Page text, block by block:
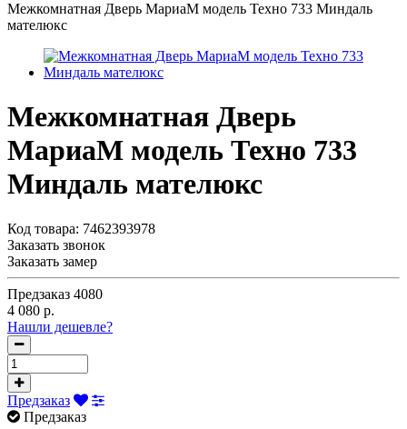
Межкомнатная Дверь МариаМ модель Техно 733 Миндаль
мателюкс
Межкомнатная Дверь
МариаМ модель Техно 733
Миндаль мателюкс
Код товара: 7462393978
Заказать звонок
Заказать замер
Предзаказ 4080
4 080 р.
Нашли дешевле?
Предзаказ
Предзаказ